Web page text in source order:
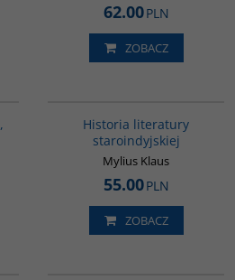
62.00PLN
ZOBACZ
Historia literatury
staroindyjskiej
Mylius Klaus
55.00PLN
ZOBACZ